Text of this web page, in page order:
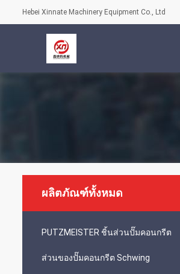
Hebei Xinnate Machinery Equipment Co., Ltd
ผลิตภัณฑ์ทั้งหมด
PUTZMEISTER ชิ้นส่วนปั๊มคอนกรีต
ส่วนของปั๊มคอนกรีต Schwing